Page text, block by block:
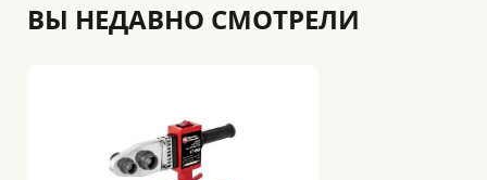
ВЫ НЕДАВНО СМОТРЕЛИ